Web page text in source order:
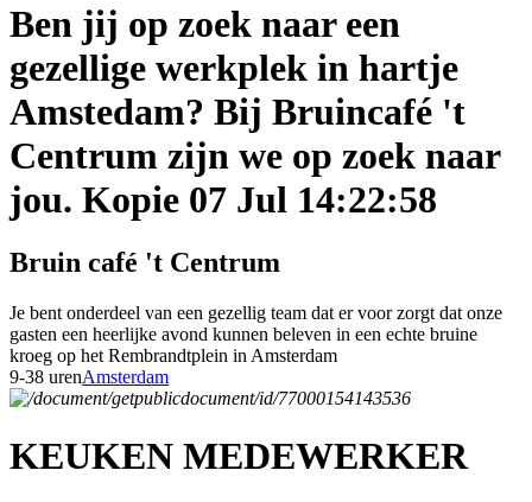
Ben jij op zoek naar een
gezellige werkplek in hartje
Amstedam? Bij Bruincafé 't
Centrum zijn we op zoek naar
jou. Kopie 07 Jul 14:22:58
Bruin café 't Centrum
Je bent onderdeel van een gezellig team dat er voor zorgt dat onze
gasten een heerlijke avond kunnen beleven in een echte bruine
kroeg op het Rembrandtplein in Amsterdam
9-38 urenAmsterdam
KEUKEN MEDEWERKER